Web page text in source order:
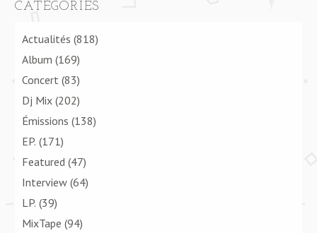
CATÉGORIES
Actualités (818)
Album (169)
Concert (83)
Dj Mix (202)
Émissions (138)
EP. (171)
Featured (47)
Interview (64)
LP. (39)
MixTape (94)